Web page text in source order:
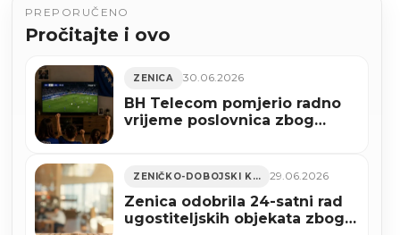
PREPORUČENO
Pročitajte i ovo
ZENICA 30.06.2026
BH Telecom pomjerio radno
vrijeme poslovnica zbog
ZENIČKO-DOBOJSKI KANTON 29.06.2026
Zenica odobrila 24-satni rad
ugostiteljskih objekata zbog